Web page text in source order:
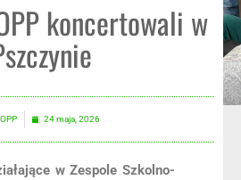
koncertowali w
24 maja, 2026
w Zespole Szkolno-